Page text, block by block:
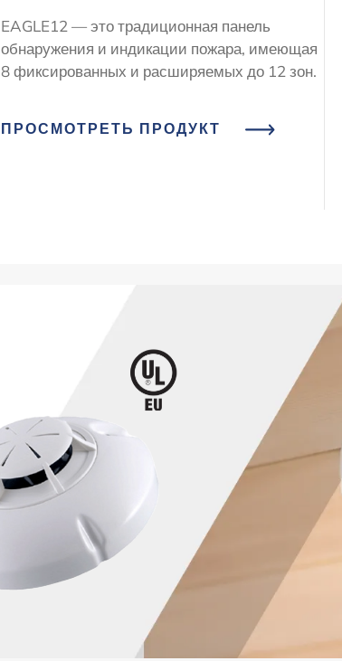
EAGLE12 — это традиционная панель
обнаружения и индикации пожара, имеющая
8 фиксированных и расширяемых до 12 зон.
ПРОСМОТРЕТЬ ПРОДУКТ